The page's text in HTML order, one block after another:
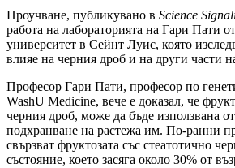
Проучване, публикувано в Science
работа на лабораторията на Гари Пати
университет в Сейнт Луис, която
влияе на черния дроб и на други части
Професор Гари Пати, професор по
WashU Medicine, вече е доказал, че
черния дроб, може да бъде използвана
подхранване на растежа им. По-ранни
свързват фруктозата със стеатотично
състояние, което засяга около 30% от